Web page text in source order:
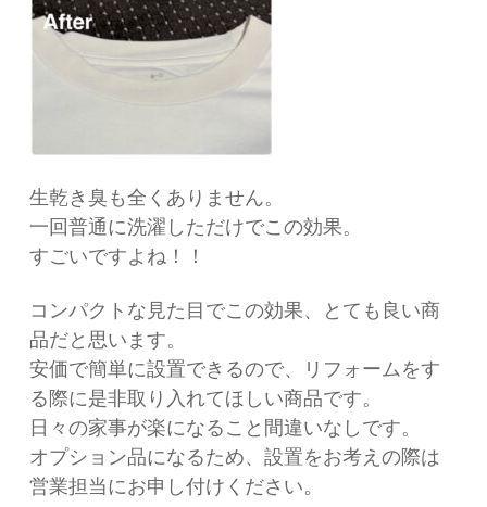
生乾き臭も全くありません。
一回普通に洗濯しただけでこの効果。
すごいですよね！！
コンパクトな見た目でこの効果、とても良い商
品だと思います。
安価で簡単に設置できるので、リフォームをす
る際に是非取り入れてほしい商品です。
日々の家事が楽になること間違いなしです。
オプション品になるため、設置をお考えの際は
営業担当にお申し付けください。